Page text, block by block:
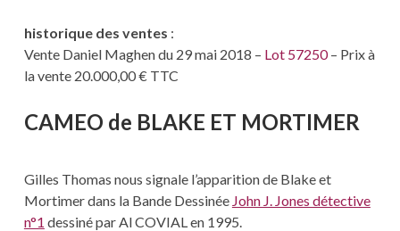
historique des ventes :
Vente Daniel Maghen du 29 mai 2018 – Lot 57250– Prix à
la vente 20.000,00 € TTC
CAMEO de BLAKE ET MORTIMER
Gilles Thomas nous signale l’apparition de Blake et
Mortimer dans la Bande Dessinée John J. Jones détective
n°1 dessiné par Al COVIAL en 1995.